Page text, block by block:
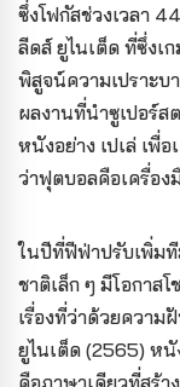
ซึ่งโฟกัสช่วงเวลา
ลีดส์ ยูไนเต็ด ที่ซึ่งเ
พิสูจน์ความเปราะ
ผลงานที่นำซูเปอร์ส
หนังอย่าง เปเล่ เพื่
ว่าฟุตบอลคือเครื่อง
ในปีที่ฟีฟ่าปรับเพิ่มที
ชาติเล็ก ๆ มีโอกาส
เรื่องที่ว่าด้วยความ
ยูไนเต็ด (2565) ห
คือภาษาเดียวที่สร้า